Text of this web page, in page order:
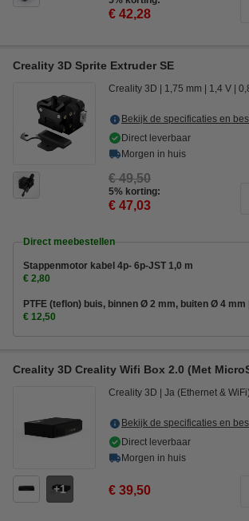
€ 42,28
Creality 3D Sprite Extruder SE
Creality 3D 1,75 mm 1,4 V
Bekijk de specificaties en
Direct leverbaar
Morgen in huis
€ 49,50
5% korting:
€ 47,03
Direct meebestellen
Stappenmotor kabel 4p- 6p-JST 1,0 m
€ 2,80
PTFE (teflon) buis, binnen Ø 2 mm, buiten Ø 4 mm
€ 12,50
Creality 3D Creality Wifi Box 2.0 (Met
1
Creality 3D Ja (Ethernet & WiFi)
Bekijk de specificaties en
Direct leverbaar
Morgen in huis
€ 39,50